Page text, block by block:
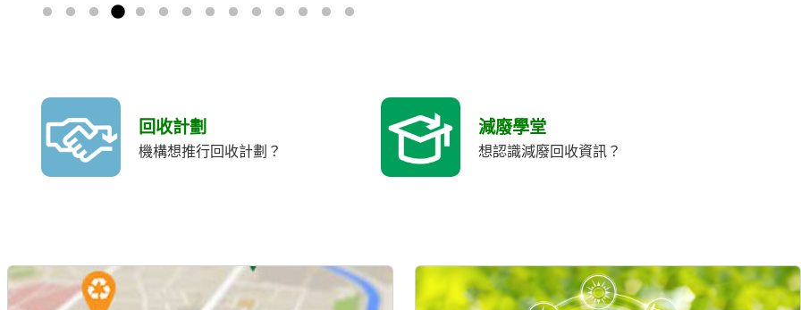
回收計劃
機構想推行回收計劃？
減廢學堂
想認識減廢回收資訊？